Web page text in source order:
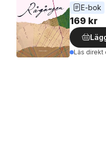
E-bok
169 kr
Läs direkt